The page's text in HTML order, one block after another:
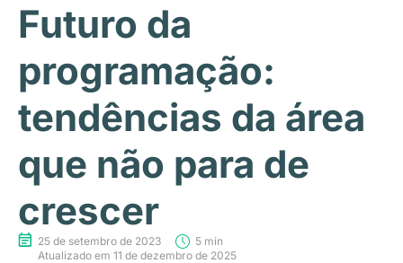
Futuro da
programação:
tendências da área
que não para de
crescer
25 de setembro de 2023
5 min
Atualizado em 11 de dezembro de 2025